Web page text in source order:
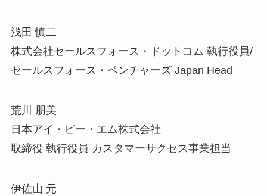
浅田 慎二
株式会社セールスフォース・ドットコム 執行役員/
セールスフォース・ベンチャーズ Japan Head
荒川 朋美
日本アイ・ビー・エム株式会社
取締役 執行役員 カスタマーサクセス事業担当
伊佐山 元